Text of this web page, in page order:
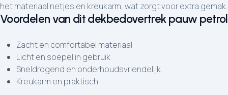
het materiaal netjes en kreukarm, wat zorgt voor extra gemak.
Voordelen van dit dekbedovertrek pauw petrol
Zacht en comfortabel materiaal
Licht en soepel in gebruik
Sneldrogend en onderhoudsvriendelijk
Kreukarm en praktisch